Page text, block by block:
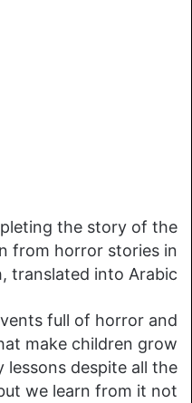
the story of the
from horror stories in
translated into Arabic…
full of horror and
make children grow
despite all the
we learn from it not